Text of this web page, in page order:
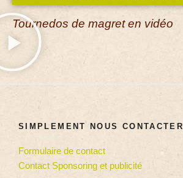
Tournedos de magret en vidéo
SIMPLEMENT NOUS CONTACTER
Formulaire de contact
Contact Sponsoring et publicité